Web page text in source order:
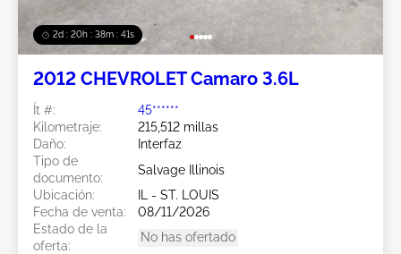
2d : 20h : 38m : 38s
2012 CHEVROLET Camaro 3.6L
Ít #:
45******
Kilometraje:
215,512 millas
Daño:
Interfaz
Tipo de
documento:
Salvage Illinois
Ubicación:
IL - ST. LOUIS
Fecha de venta:
08/11/2026
Estado de la
oferta:
No has ofertado